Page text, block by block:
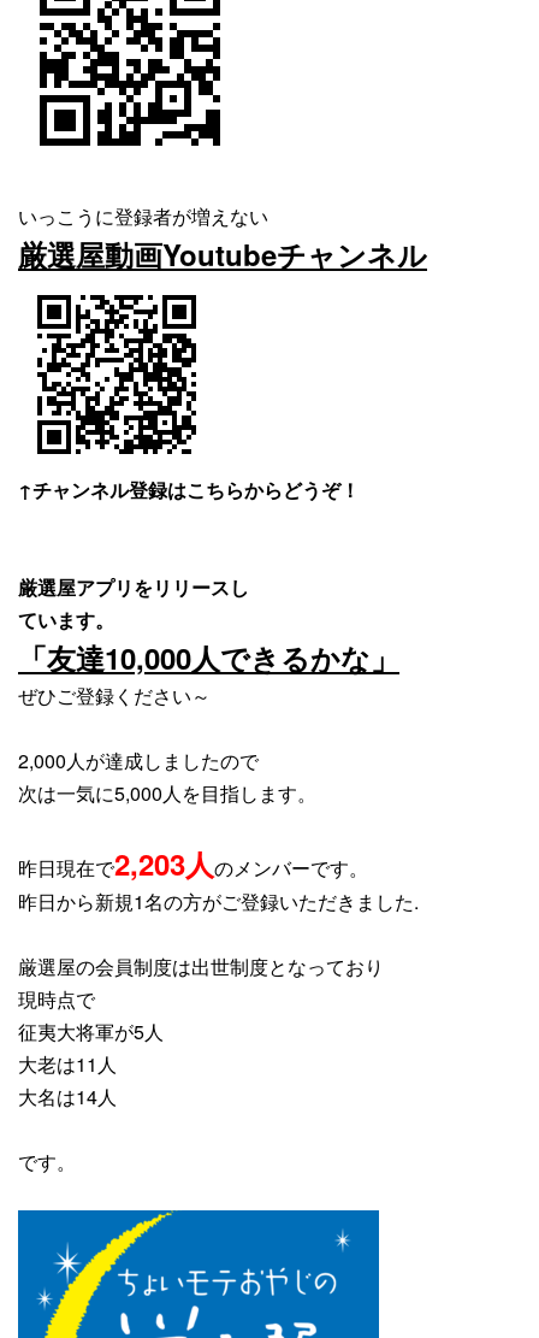
いっこうに登録者が増えない
厳選屋動画Youtubeチャンネル
↑チャンネル登録はこちらからどうぞ！
厳選屋アプリをリリースし
ています。
「友達10,000人できるかな」
ぜひご登録ください～
2,000人が達成しましたので
次は一気に5,000人を目指します。
昨日現在で2,203人のメンバーです。
昨日から新規1名の方がご登録いただきました.
厳選屋の会員制度は出世制度となっており
現時点で
征夷大将軍が5人
大老は11 人
大名は14人
です。